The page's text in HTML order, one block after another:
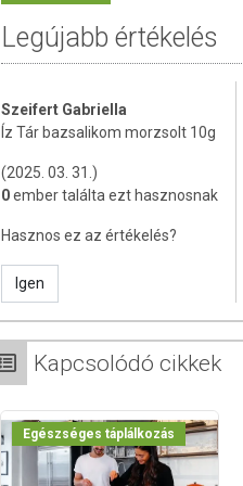
helyettesítésére alkalmas!
ajánlott napi fogyasztási
összetevők bármelyikére
Legújabb értékelés
Szeifert Gabriella
Íz Tár bazsalikom morzsolt 10g
(2025. 03. 31.)
0ember találta ezt hasznosnak
Hasznos ez az értékelés?
Igen
Kapcsolódó cikkek
Egészséges táplálkozás